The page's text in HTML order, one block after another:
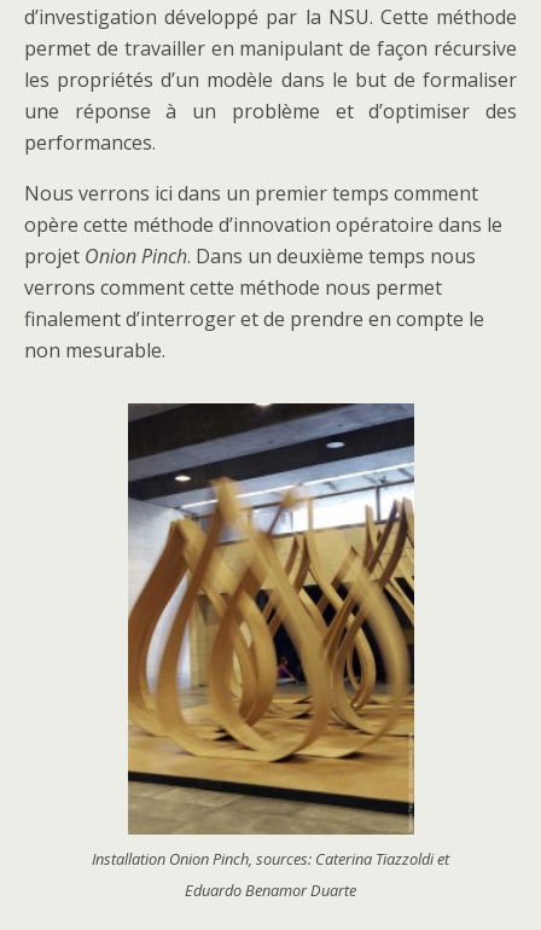
d’investigation développé par la NSU. Cette méthode
permet de travailler en manipulant de façon récursive
les propriétés d’un modèle dans le but de formaliser
une réponse à un problème et d’optimiser des
performances.
Nous verrons ici dans un premier temps comment
opère cette méthode d’innovation opératoire dans le
projet Onion Pinch. Dans un deuxième temps nous
verrons comment cette méthode nous permet
finalement d’interroger et de prendre en compte le
non mesurable.
Installation Onion Pinch, sources: Caterina Tiazzoldi et
Eduardo Benamor Duarte